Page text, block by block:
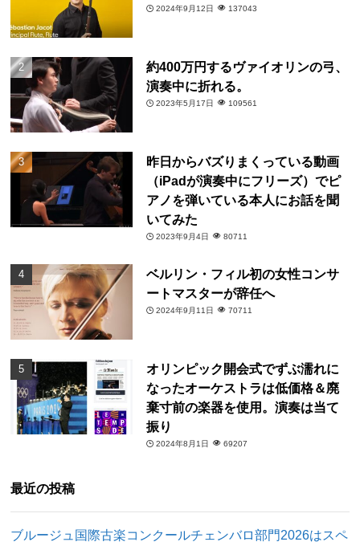
2024年9月12日 137043
約400万円するヴァイオリンの弓、
演奏中に折れる。
2023年5月17日 109561
昨日からバズりまくっている動画
（iPadが演奏中にフリーズ）でピ
アノを弾いている本人にお話を聞
いてみた
2023年9月4日 80711
ベルリン・フィル初の女性コンサ
ートマスターが辞任へ
2024年9月11日 70711
オリンピック開会式でずぶ濡れに
なったオーケストラは低価格＆廃
棄寸前の楽器を使用。演奏は当て
振り
2024年8月1日 69207
最近の投稿
ブルージュ国際古楽コンクールチェンバロ部門2026はスペ